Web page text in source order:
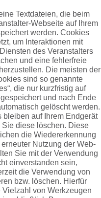
Textdateien, die beim
Webseite auf Ihrem
werden. Cookies
um Interaktionen mit
des Veranstalters
und eine fehlerfreie
Die meisten der
sind so genannte
die nur kurzfristig auf
gespeichert und nach Ende
gelöscht werden.
bleiben auf Ihrem Endgerät
diese löschen. Diese
die Wiedererkennung
Nutzung der Web-
Sie mit der Verwendung
einverstanden sein,
die Verwendung von
bzw. löschen. Hierfür
Vielzahl von Werkzeugen